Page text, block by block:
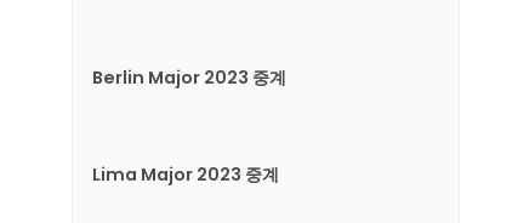
Berlin Major 2023 중계
Lima Major 2023 중계